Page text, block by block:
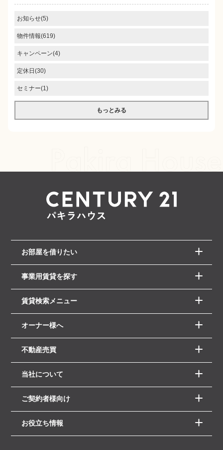
お知らせ(5)
物件情報(619)
キャンペーン(4)
定休日(30)
セミナー(1)
もっとみる
お部屋を借りたい
事業用賃貸を探す
賃貸検索メニュー
オーナー様へ
不動産売買
当社について
ご契約者様向け
お役立ち情報